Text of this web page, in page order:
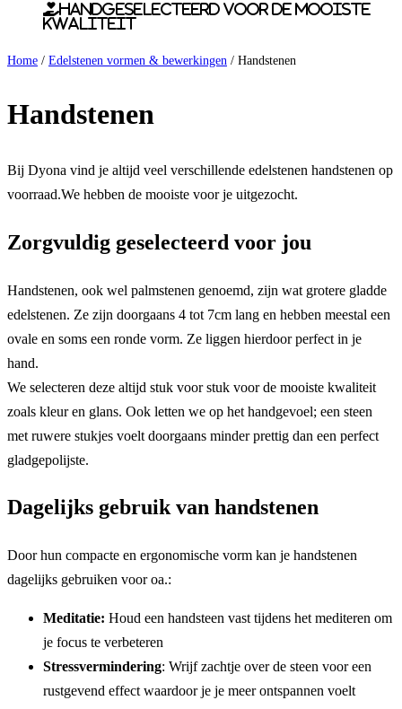
Handgeselecteerd voor de mooiste
kwaliteit
Home / Edelstenen vormen & bewerkingen / Handstenen
Handstenen
Bij Dyona vind je altijd veel verschillende edelstenen handstenen op
voorraad.We hebben de mooiste voor je uitgezocht.
Zorgvuldig geselecteerd voor jou
Handstenen, ook wel palmstenen genoemd, zijn wat grotere gladde
edelstenen. Ze zijn doorgaans 4 tot 7cm lang en hebben meestal een
ovale en soms een ronde vorm. Ze liggen hierdoor perfect in je
hand.
We selecteren deze altijd stuk voor stuk voor de mooiste kwaliteit
zoals kleur en glans. Ook letten we op het handgevoel; een steen
met ruwere stukjes voelt doorgaans minder prettig dan een perfect
gladgepolijste.
Dagelijks gebruik van handstenen
Door hun compacte en ergonomische vorm kan je handstenen
dagelijks gebruiken voor oa.:
Meditatie: Houd een handsteen vast tijdens het mediteren om
je focus te verbeteren
Stressvermindering: Wrijf zachtje over de steen voor een
rustgevend effect waardoor je je meer ontspannen voelt